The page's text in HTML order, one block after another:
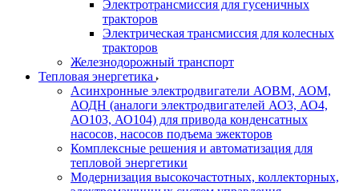
Электротрансмиссия для гусеничных
тракторов
Электрическая трансмиссия для колесных
тракторов
Железнодорожный транспорт
Тепловая энергетика
Асинхронные электродвигатели АОВМ, АОМ,
АОДН (аналоги электродвигателей АО3, АО4,
АО103, АО104) для привода конденсатных
насосов, насосов подъема эжекторов
Комплексные решения и автоматизация для
тепловой энергетики
Модернизация высокочастотных, коллекторных,